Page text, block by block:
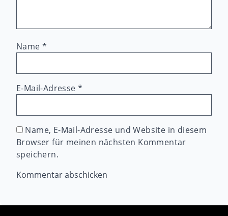
Name *
E-Mail-Adresse*
Name, E-Mail-Adresse und Website in diesem
Browser für meinen nächsten Kommentar
speichern.